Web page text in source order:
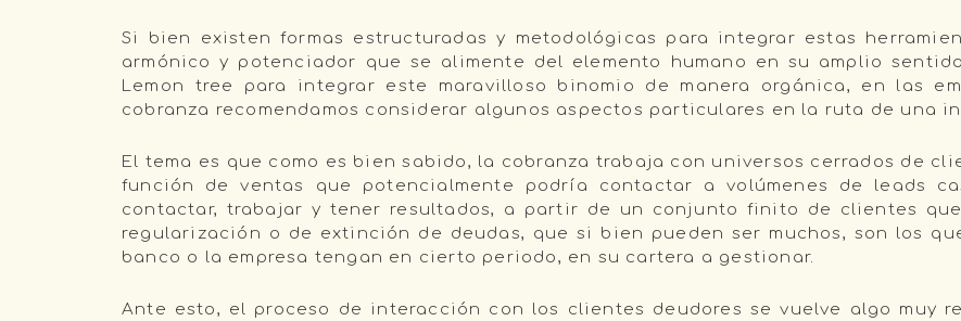
Si bien existen formas estructuradas y metodológicas para integrar estas
armónico y potenciador que se alimente del elemento humano en su amplio
Lemon tree para integrar este maravilloso binomio de manera orgánica, en las
cobranza recomendamos considerar algunos aspectos particulares en la ruta de una
El tema es que como es bien sabido, la cobranza trabaja con universos cerrados de
función de ventas que potencialmente podría contactar a volúmenes de leads
contactar, trabajar y tener resultados, a partir de un conjunto finito de clientes
regularización o de extinción de deudas, que si bien pueden ser muchos, son los
banco o la empresa tengan en cierto periodo, en su cartera a gestionar.
Ante esto, el proceso de interacción con los clientes deudores se vuelve algo muy